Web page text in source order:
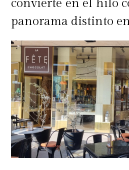
convierte en el hilo
panorama distinto